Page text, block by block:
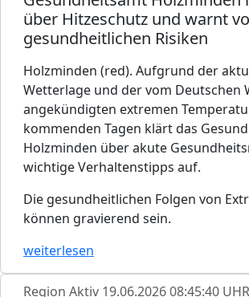
über Hitzeschutz und warnt
gesundheitlichen Risiken
Holzminden (red). Aufgrund der
Wetterlage und der vom Deutschen
angekündigten extremen
kommenden Tagen klärt das
Holzminden über akute
wichtige Verhaltenstipps auf.
Die gesundheitlichen Folgen von
können gravierend sein.
weiterlesen
Region Aktiv 19.06.2026 08:45:40 UHR